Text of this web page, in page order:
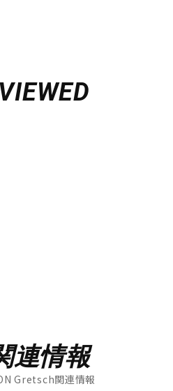
連情報
Gretsch関連情報